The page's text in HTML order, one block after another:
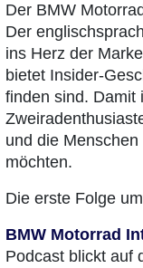
Der BMW
Der
ins Herz der
bietet Insider-
finden sind. Damit
und die
möchten.
Die erste Folge
BMW Motorrad
Podcast blickt auf